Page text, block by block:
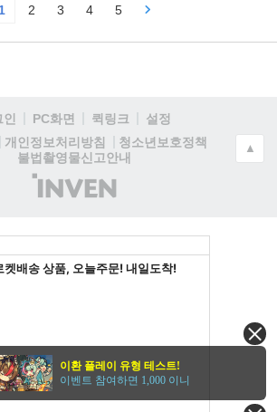
1 2 3 4 5
PC화면 퀵링크
설정
개인정보처리방침
청소년보호정책
불법촬영물신고안내
(주)
인
▲
이환 플레이 유형 테스트!
이벤트 참여하면 1,000 이니